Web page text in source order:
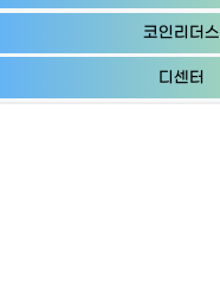
코인리더스
디센터